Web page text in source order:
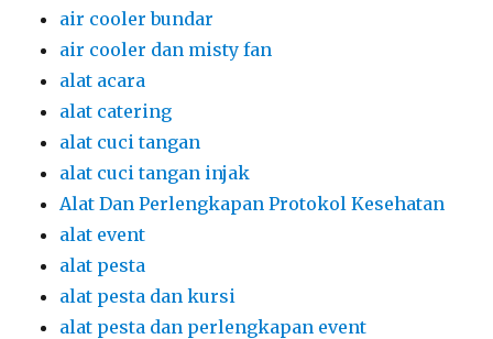
air cooler bundar
air cooler dan misty fan
alat acara
alat catering
alat cuci tangan
alat cuci tangan injak
Alat Dan Perlengkapan Protokol Kesehatan
alat event
alat pesta
alat pesta dan kursi
alat pesta dan perlengkapan event